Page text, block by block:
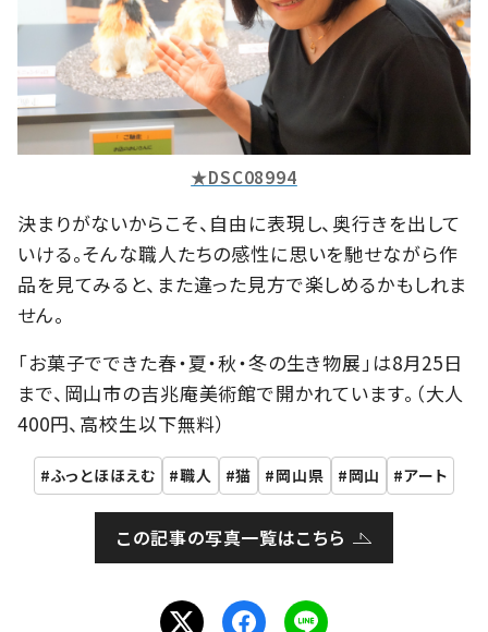
★DSC08994
決まりがないからこそ、自由に表現し、奥行きを出して
いける。そんな職人たちの感性に思いを馳せながら作
品を見てみると、また違った見方で楽しめるかもしれま
せん。
「お菓子でできた春・夏・秋・冬の生き物展」は8月25日
まで、岡山市の吉兆庵美術館で開かれています。（大人
400円、高校生以下無料）
ふっとほほえむ 職人 猫 岡山県 岡山 アート
この記事の写真一覧はこちら